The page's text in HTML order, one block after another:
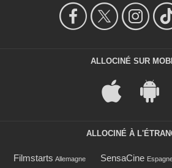
ALLOCINÉ SUR
ALLOCINÉ À
Filmstarts Allemagne SensaCine